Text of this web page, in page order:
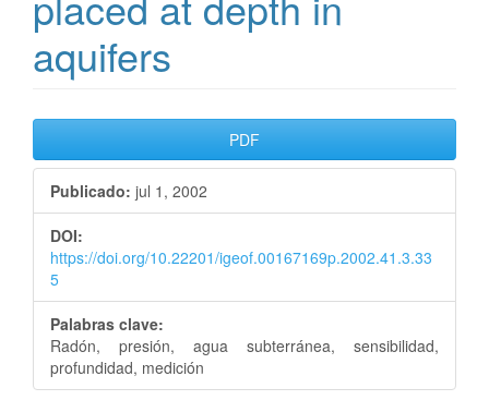
aquifers
Barra
lateral
del
artículo
PDF
Publicado: jul 1, 2002
DOI:
https://doi.org/10.22201/igeof.00167169p.2002.41.3.33
5
Palabras clave:
Radón, presión, agua subterránea, sensibilidad,
profundidad, medición